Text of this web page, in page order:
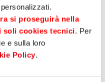
si proseguirà nella
soli cookies tecnici. Per
e sulla loro
Policy.
mit Autismus, nicht
eröffnen, um Synergien
die betroffenen
können.“Wer möchte,
Verein direkt am
„GretA lautet: IT55